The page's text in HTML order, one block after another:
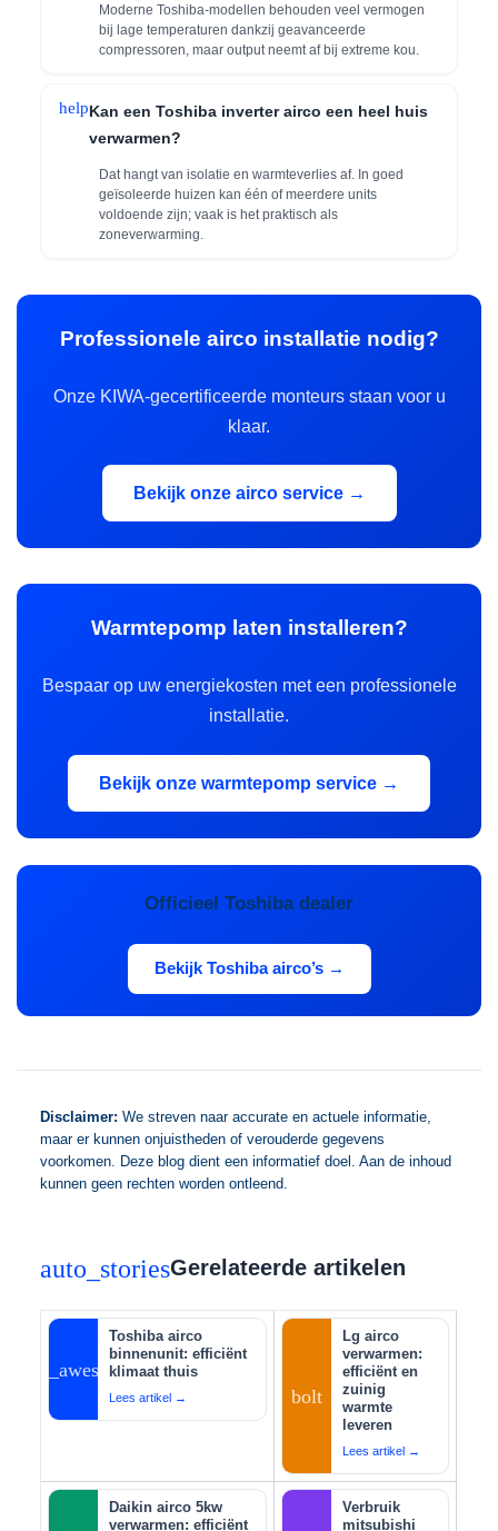
Moderne Toshiba-modellen behouden veel vermogen
bij lage temperaturen dankzij geavanceerde
compressoren, maar output neemt af bij extreme kou.
helpKan een Toshiba inverter airco een heel huis
verwarmen?
Dat hangt van isolatie en warmteverlies af. In goed
geïsoleerde huizen kan één of meerdere units
voldoende zijn; vaak is het praktisch als
zoneverwarming.
Professionele airco installatie nodig?
Onze KIWA-gecertificeerde monteurs staan voor u
klaar.
Bekijk onze airco service →
Warmtepomp laten installeren?
Bespaar op uw energiekosten met een professionele
installatie.
Bekijk onze warmtepomp service →
Officieel Toshiba dealer
Bekijk Toshiba airco’s →
Disclaimer: We streven naar accurate en actuele informatie,
maar er kunnen onjuistheden of verouderde gegevens
voorkomen. Deze blog dient een informatief doel. Aan de inhoud
kunnen geen rechten worden ontleend.
auto_storiesGerelateerde artikelen
auto_awesome
Toshiba airco
binnenunit: efficiënt
klimaat thuis
Lees artikel → bolt
Lg airco
verwarmen:
efficiënt en
zuinig
warmte
leveren
Lees artikel →
Daikin airco 5kw
verwarmen: efficiënt
Verbruik
mitsubishi